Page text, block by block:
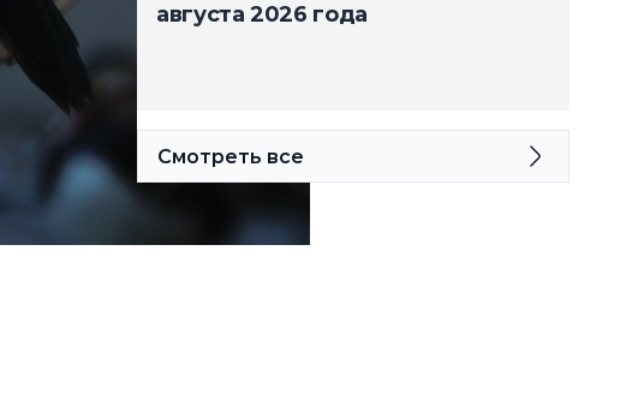
августа 2026 года
Смотреть все